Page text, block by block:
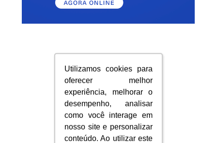
Utilizamos cookies para
oferecer melhor
experiência, melhorar o
desempenho, analisar
como você interage em
nosso site e personalizar
conteúdo. Ao utilizar este
Utilizamos cookies para
oferecer melhor
experiência, melhorar o
desempenho, analisar
como você interage em
nosso site e personalizar
conteúdo. Ao utilizar este